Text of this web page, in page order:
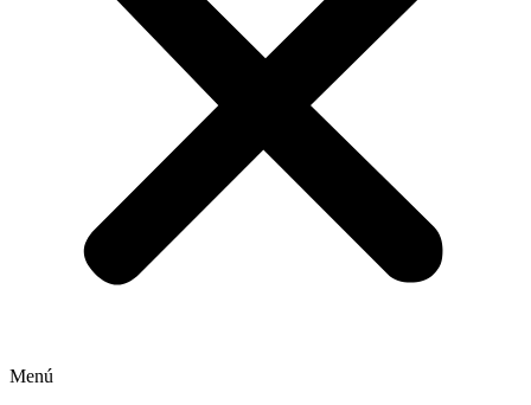
Menú